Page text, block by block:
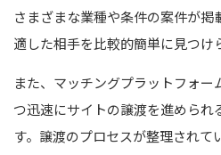
さまざまな業種や条件の案件が掲
適した相手を比較的簡単に見つけ
また、マッチングプラットフォ
つ迅速にサイトの譲渡を進められ
す。譲渡のプロセスが整理されて